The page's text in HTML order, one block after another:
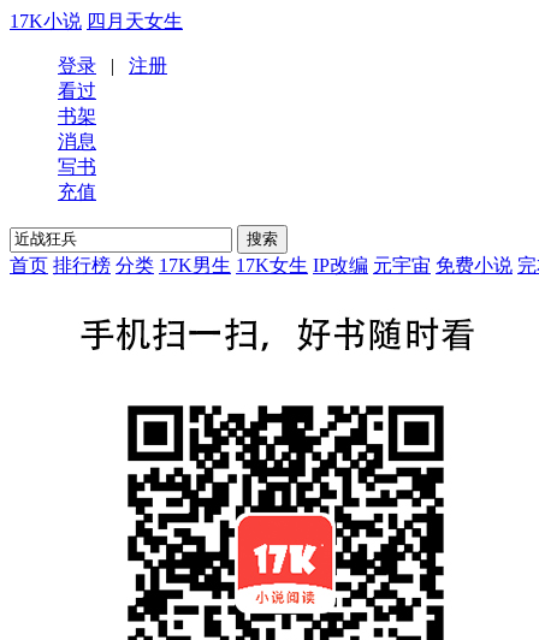
17K小说 四月天女生
登录 | 注册
看过
书架
消息
写书
充值
首页 排行榜 分类 17K男生 17K女生 IP改编 元宇宙 免费小说